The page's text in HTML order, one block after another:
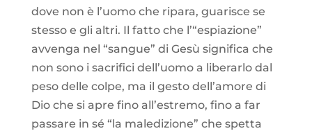
dove non è l’uomo che ripara, guarisce se
stesso e gli altri. Il fatto che l’“espiazione”
avvenga nel “sangue” di Gesù significa che
non sono i sacrifici dell’uomo a liberarlo dal
peso delle colpe, ma il gesto dell’amore di
Dio che si apre fino all’estremo, fino a far
passare in sé “la maledizione” che spetta